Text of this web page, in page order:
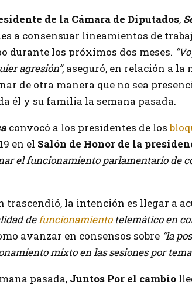
de la Cámara de Diputados,
a consensuar lineamientos de
durante los próximos dos meses.
agresión”, aseguró, en relación a la
de otra manera que no sea
él y su familia la semana pasada.
convocó a los presidentes de los
en el Salón de Honor de la
el funcionamiento parlamentario de
trascendió, la intención es llegar a
defuncionamientotelemático en
avanzar en consensos sobre “la
mixto en las sesiones por
pasada, Juntos Por el cambio